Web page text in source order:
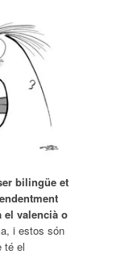
bilingüe et
el valencià o
i estos són
té el